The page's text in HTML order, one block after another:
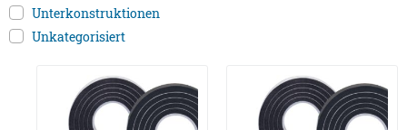
Unterkonstruktionen
Unkategorisiert